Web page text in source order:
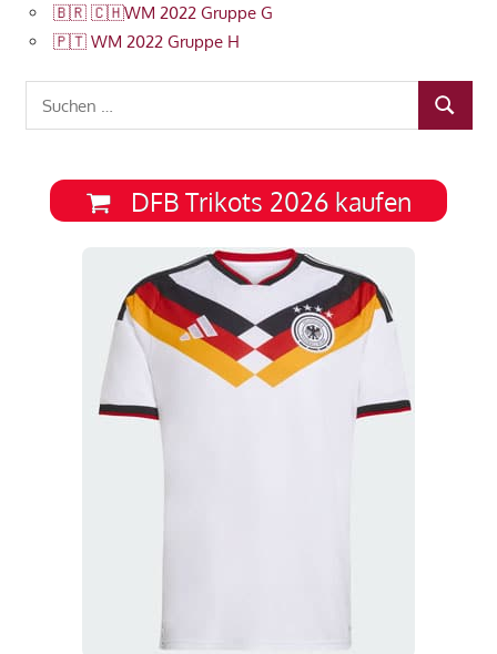
🇧🇷 🇨🇭WM 2022 Gruppe G
🇵🇹 WM 2022 Gruppe H
SUCHEN
DFB Trikots 2026 kaufen